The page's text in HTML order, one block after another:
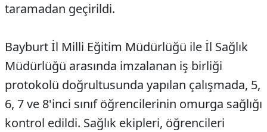
taramadan geçirildi.
Bayburt İl Milli Eğitim Müdürlüğü ile İl Sağlık
Müdürlüğü arasında imzalanan iş birliği
protokolü doğrultusunda yapılan çalışmada, 5,
6, 7 ve 8'inci sınıf öğrencilerinin omurga sağlığı
kontrol edildi. Sağlık ekipleri, öğrencileri